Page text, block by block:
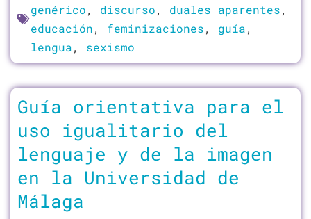
genérico, discurso, duales aparentes,
educación, feminizaciones, guía,
lengua, sexismo
Guía orientativa para el
uso igualitario del
lenguaje y de la imagen
en la Universidad de
Málaga